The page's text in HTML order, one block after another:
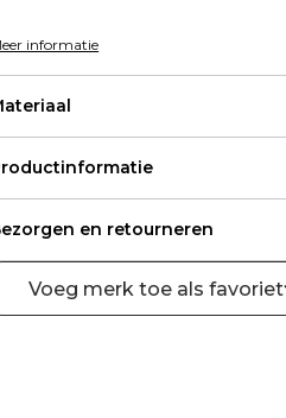
informatie
en retourneren
Voeg merk toe als favoriet